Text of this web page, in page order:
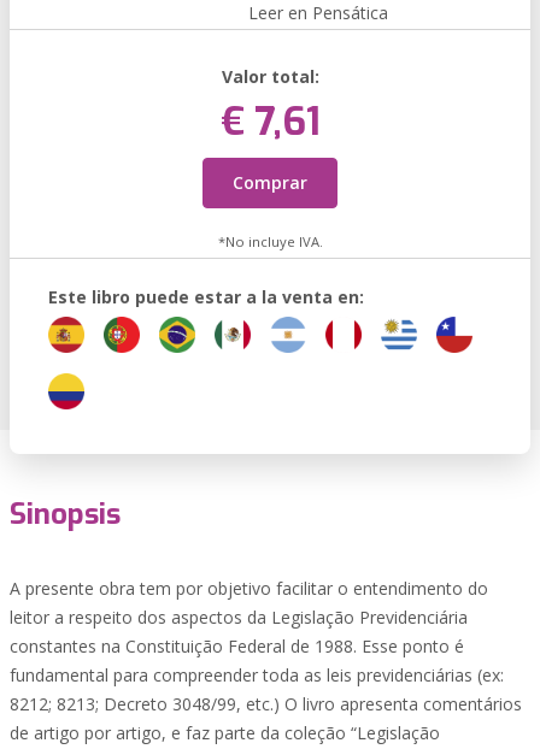
Leer en Pensática
Valor total:
€ 7,61
Comprar
*No incluye IVA.
Este libro puede estar a la venta en:
Sinopsis
A presente obra tem por objetivo facilitar o entendimento do
leitor a respeito dos aspectos da Legislação Previdenciária
constantes na Constituição Federal de 1988. Esse ponto é
fundamental para compreender toda as leis previdenciárias (ex:
8212; 8213; Decreto 3048/99, etc.) O livro apresenta comentários
de artigo por artigo, e faz parte da coleção “Legislação